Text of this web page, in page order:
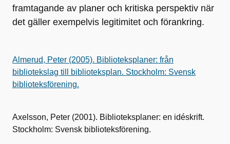
framtagande av planer och kritiska perspektiv när
det gäller exempelvis legitimitet och förankring.
Almerud, Peter (2005). Biblioteksplaner: från
bibliotekslag till biblioteksplan. Stockholm: Svensk
biblioteksförening.
Axelsson, Peter (2001). Biblioteksplaner: en idéskrift.
Stockholm: Svensk biblioteksförening.